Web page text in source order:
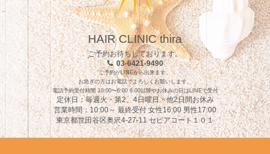
HAIR CLINIC thira
ご予約お待ちしております。
03-6421-9490
ご予約がLINEから出来ます。
お急ぎの方はお電話でよろしくお願いします。
電話予約受付時間 10:00〜6:00 6:00以降やお休みの日はLINEで受付
定休日：毎週火・第2、4日曜日・他2日間お休み
営業時間：10:00～ 最終受付 女性16:00 男性17:00
東京都世田谷区奥沢4-27-11 セピアコート１０１